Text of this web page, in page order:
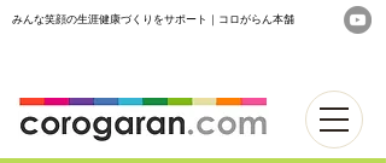
みんな笑顔の生涯健康づくりをサポート｜コロがらん本舗